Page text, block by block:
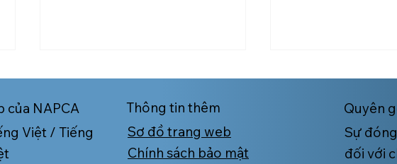
NAPCA
Việt / Tiếng
Thông tin thêm
Sơ đồ trang web
Chính sách bảo mật
Quyên
Sự
đối với